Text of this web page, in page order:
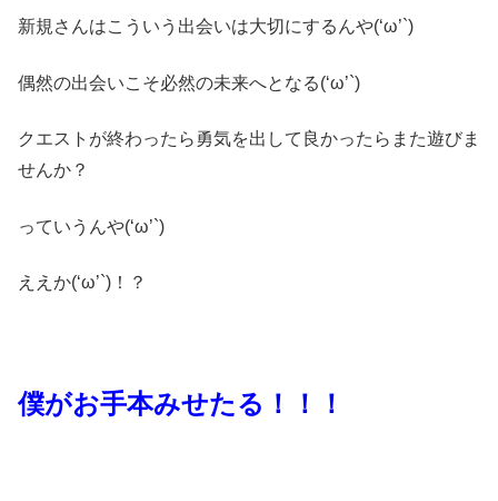
新規さんはこういう出会いは大切にするんや(‘ω’`)
偶然の出会いこそ必然の未来へとなる(‘ω’`)
クエストが終わったら勇気を出して良かったらまた遊びま
せんか？
っていうんや(‘ω’`)
ええか(‘ω’`)！？
僕がお手本みせたる！！！